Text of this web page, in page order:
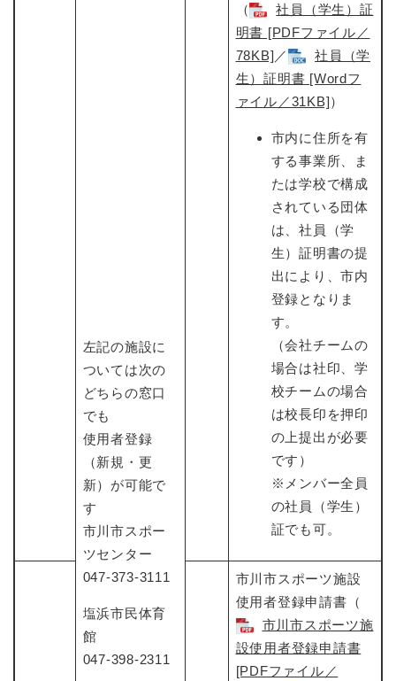
左記の施設に
ついては次の
どちらの窓口
でも
使用者登録
（新規・更
新）が可能で
す
市川市スポー
ツセンター
047-373-3111
塩浜市民体育
館
047-398-2311
（
社員（学生）証
明書 [PDFファイル／
78KB] ​／
社員（学
生）証明書 [Wordフ
ァイル／31KB]​）
市内に住所を有
する事業所、ま
たは学校で構成
されている団体
は、社員（学
生）証明書の提
出により、市内
登録となりま
す。
（会社チームの
場合は社印、学
校チームの場合
は校長印を押印
の上提出が必要
です）
※メンバー全員
の社員（学生）
証でも可。
市川市スポーツ施設
使用者登録申請書（
市川市スポーツ施
設使用者登録申請書
[PDFファイル／